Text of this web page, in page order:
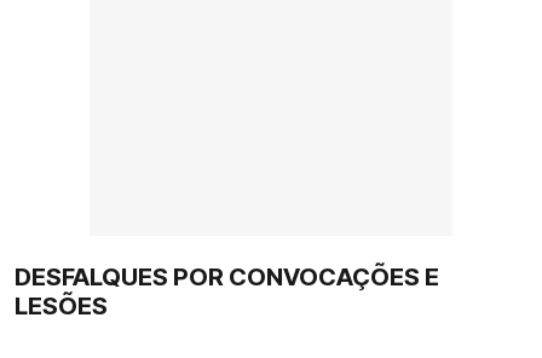
DESFALQUES POR CONVOCAÇÕES E
LESÕES